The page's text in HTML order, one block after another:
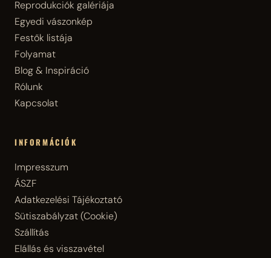
Reprodukciók galériája
Egyedi vászonkép
Festők listája
Folyamat
Blog & Inspiráció
Rólunk
Kapcsolat
INFORMÁCIÓK
Impresszum
ÁSZF
Adatkezelési Tájékoztató
Sütiszabályzat (Cookie)
Szállítás
Elállás és visszavétel